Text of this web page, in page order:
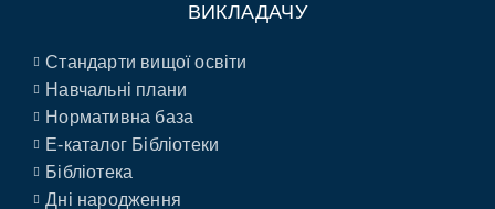
ВИКЛАДАЧУ
Стандарти вищої освіти
Навчальні плани
Нормативна база
E-каталог Бібліотеки
Бібліотека
Дні народження